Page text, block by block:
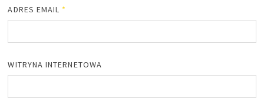
ADRES EMAIL *
WITRYNA INTERNETOWA